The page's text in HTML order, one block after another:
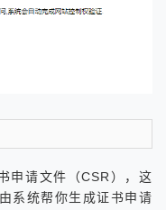
申请文件（CSR），这
系统帮你生成证书申请